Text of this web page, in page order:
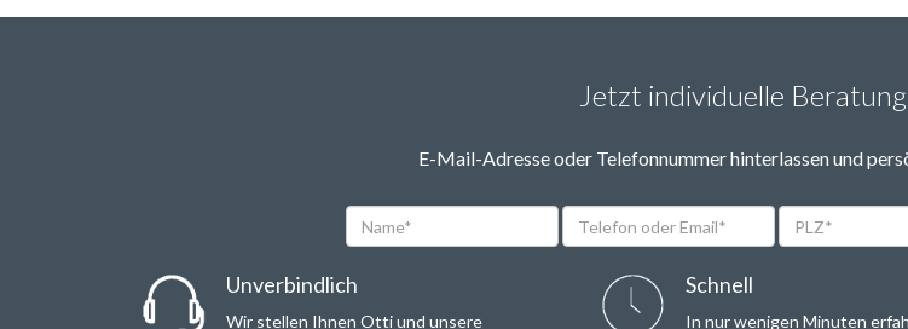
Jetzt individuelle
E-Mail-Adresse oder Telefonnummer hinterlassen und
Name*
Telefon
oder
PLZ*
Unverbindlich
Wir stellen Ihnen Otti und unsere
Schnell
In nur wenigen Minuten